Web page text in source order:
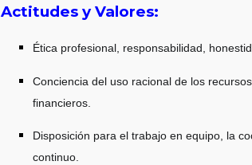
Actitudes y Valores:
Ética profesional, responsabilidad,
Conciencia del uso racional de los
financieros.
Disposición para el trabajo en equipo, la
continuo.